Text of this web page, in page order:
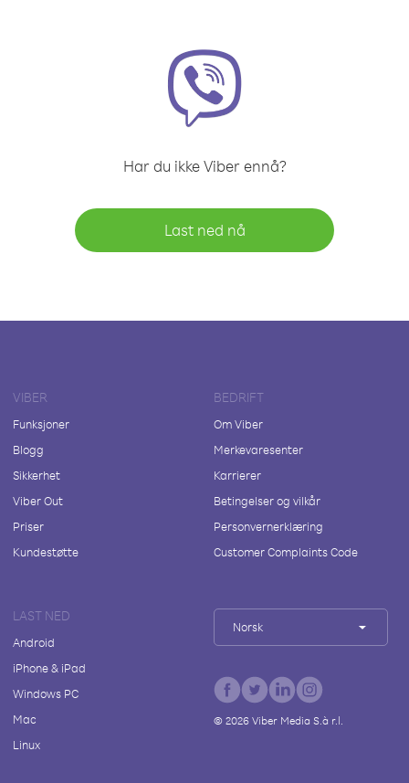
Har du ikke Viber ennå?
Last ned nå
VIBER
Funksjoner
Blogg
Sikkerhet
Viber Out
Priser
Kundestøtte
BEDRIFT
Om Viber
Merkevaresenter
Karrierer
Betingelser og vilkår
Personvernerklæring
Customer Complaints Code
LAST NED
Android
iPhone & iPad
Windows PC
Mac
Linux
Norsk
© 2026Viber Media S.à r.l.